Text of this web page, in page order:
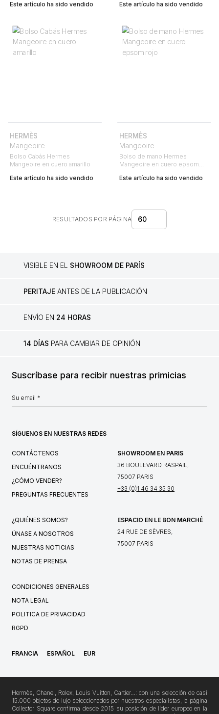
Este artículo ha sido vendido
Este artículo ha sido vendido
HERMÈS
Mangeoire
Bolso Cabás Hermes
Mangeoire en cuero amarillo
Este artículo ha sido vendido
HERMÈS
Mangeoire
Bolso de mano Hermes
Mangeoire en cuero epsom
Este artículo ha sido vendido
RESULTADOS POR PÁGINA 60
VISIBLE EN EL SHOWROOM DE PARÍS
PERITAJE ANTES DE LA PUBLICACIÓN
ENVÍO EN 24 HORAS
14 DÍAS PARA CAMBIAR DE OPINIÓN
Suscríbase para recibir nuestras primicias
SÍGUENOS EN NUESTRAS REDES
CONTÁCTENOS
ENCUÉNTRANOS
¿CÓMO VENDER?
PREGUNTAS FRECUENTES
SHOWROOM EN PARIS
36 BOULEVARD RASPAIL,
75007 PARIS
+33 (0)1 46 34 35 30
¿QUIÉNES SOMOS?
ÚNASE A NOSOTROS
NUESTRAS NOTICIAS
NOTAS DE PRENSA
ESPACIO EN LE BON MARCHÉ
24 RUE DE SÈVRES,
75007 PARIS
CONDICIONES GENERALES
NOTA LEGAL
POLITICA DE PRIVACIDAD
RGPD
FRANCIA ESPAÑOL EUR
Hermès, Chanel, Rolex, Louis Vuitton, Cartier…: con una selección de casi
15.000 objetos de lujo seleccionados por nuestros especialistas, la página
Collector Square confirma desde 2015 su posición de líder europeo en la